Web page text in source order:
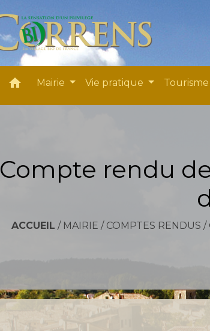
home Mairie Vie pratique Tourisme
Compte rendu
ACCUEIL / MAIRIE / COMPTES RENDUS /